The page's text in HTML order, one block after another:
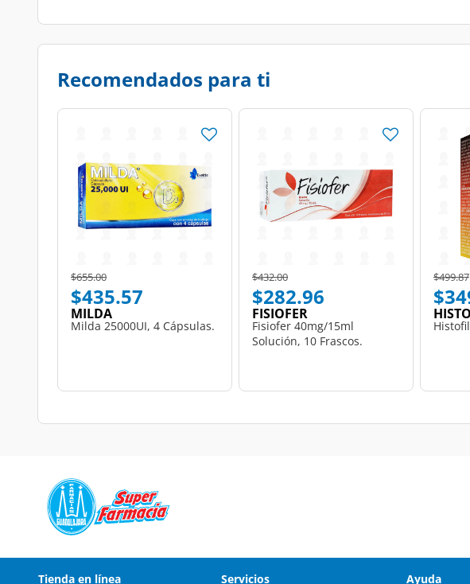
Recomendados para ti
Price reduced from
$655.00to
$435.57
MILDA
Milda 25000UI, 4 Cápsulas.
Price reduced from
$432.00to
$282.96
FISIOFER
Fisiofer 40mg/15ml
Solución, 10 Frascos.
Price
$499.87
Tienda en línea Servicios Ayuda